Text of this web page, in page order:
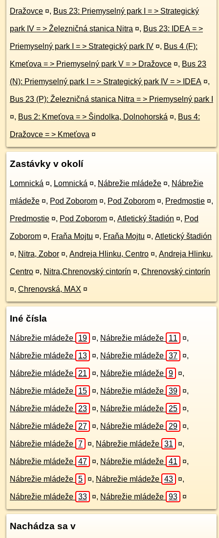
Dražovce ¤, Bus 23: Priemyselný park I = > Strategický
park IV = > Železničná stanica Nitra ¤, Bus 23: IDEA = >
Priemyselný park I = > Strategický park IV ¤, Bus 4 (F):
Kmeťova = > Priemyselný park V = > Dražovce ¤, Bus 23
(N): Priemyselný park I = > Strategický park IV = > IDEA ¤,
Bus 23 (P): Železničná stanica Nitra = > Priemyselný park I
¤, Bus 2: Kmeťova = > Šindolka, Dolnohorská ¤, Bus 4:
Dražovce = > Kmeťova ¤
Zastávky v okolí
Lomnická ¤, Lomnická ¤, Nábrežie mládeže ¤, Nábrežie
mládeže ¤, Pod Zoborom ¤, Pod Zoborom ¤, Predmostie ¤,
Predmostie ¤, Pod Zoborom ¤, Atletický štadión ¤, Pod
Zoborom ¤, Fraňa Mojtu ¤, Fraňa Mojtu ¤, Atletický štadión
¤, Nitra, Zobor ¤, Andreja Hlinku, Centro ¤, Andreja Hlinku,
Centro ¤, Nitra,Chrenovský cintorín ¤, Chrenovský cintorín
¤, Chrenovská, MAX ¤
Iné čísla
Nábrežie mládeže 19 ¤, Nábrežie mládeže 11 ¤,
Nábrežie mládeže 13 ¤, Nábrežie mládeže 37 ¤,
Nábrežie mládeže 21 ¤, Nábrežie mládeže 9 ¤,
Nábrežie mládeže 15 ¤, Nábrežie mládeže 39 ¤,
Nábrežie mládeže 23 ¤, Nábrežie mládeže 25 ¤,
Nábrežie mládeže 27 ¤, Nábrežie mládeže 29 ¤,
Nábrežie mládeže 7 ¤, Nábrežie mládeže 31 ¤,
Nábrežie mládeže 47 ¤, Nábrežie mládeže 41 ¤,
Nábrežie mládeže 5 ¤, Nábrežie mládeže 43 ¤,
Nábrežie mládeže 33 ¤, Nábrežie mládeže 93 ¤
Nachádza sa v